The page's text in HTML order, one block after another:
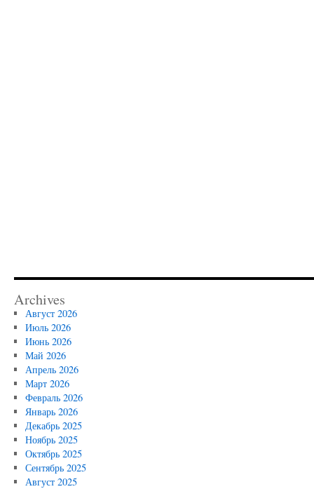
Archives
Август 2026
Июль 2026
Июнь 2026
Май 2026
Апрель 2026
Март 2026
Февраль 2026
Январь 2026
Декабрь 2025
Ноябрь 2025
Октябрь 2025
Сентябрь 2025
Август 2025